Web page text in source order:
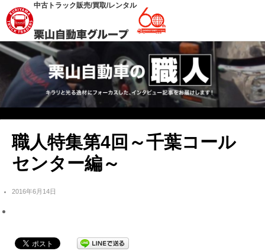
中古トラック販売/買取/レンタル
職人特集第4回～千葉コール
センター編～
2016年6月14日